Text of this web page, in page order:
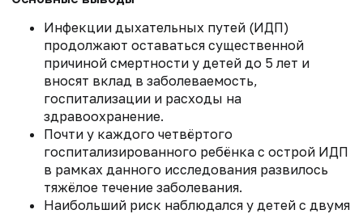
Инфекции дыхательных путей (ИДП)
продолжают оставаться существенной
причиной смертности у детей до 5 лет и
вносят вклад в заболеваемость,
госпитализации и расходы на
здравоохранение.
Почти у каждого четвёртого
госпитализированного ребёнка с острой ИДП
в рамках данного исследования развилось
тяжёлое течение заболевания.
Наибольший риск наблюдался у детей с двумя